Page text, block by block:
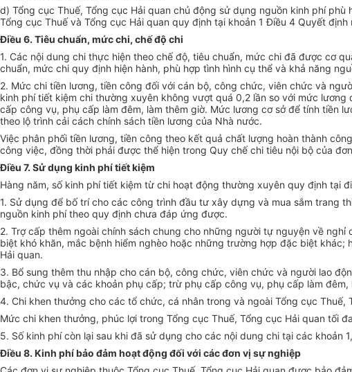
d) Tổng cục Thuế, Tổng cục Hải quan chủ động sử dụng nguồn kinh phí phù
Tổng cục Thuế và Tổng cục Hải quan quy định tại khoản 1 Điều 4 Quyết
Điều 6. Tiêu chuẩn, mức chi, chế độ chi
1. Các nội dung chi thực hiện theo chế độ, tiêu chuẩn, mức chi đã được cơ
chuẩn, mức chi quy định hiện hành, phù hợp tình hình cụ thể và khả năng
2. Mức chi tiền lương, tiền công đối với cán bộ, công chức, viên chức và
kinh phí tiết kiệm chi thường xuyên không vượt quá 0,2 lần so với mức
cấp công vụ, phụ cấp làm đêm, làm thêm giờ. Mức lương cơ sở để tính tiền
theo lộ trình cải cách chính sách tiền lương của Nhà nước.
Việc phân phối tiền lương, tiền công theo kết quả chất lượng hoàn thành
công việc, đồng thời phải được thể hiện trong Quy chế chi tiêu nội bộ của
Điều 7. Sử dụng kinh phí tiết kiệm
Hàng năm, số kinh phí tiết kiệm từ chi hoạt động thường xuyên quy định tại
1. Sử dụng để bố trí cho các công trình đầu tư xây dựng và mua sắm trang
nguồn kinh phí theo quy định chưa đáp ứng được.
2. Trợ cấp thêm ngoài chính sách chung cho những người tự nguyện về
biệt khó khăn, mắc bệnh hiểm nghèo hoặc những trường hợp đặc biệt
Hải quan.
3. Bổ sung thêm thu nhập cho cán bộ, công chức, viên chức và người lao
bậc, chức vụ và các khoản phụ cấp; trừ phụ cấp công vụ, phụ cấp làm đêm,
4. Chi khen thưởng cho các tổ chức, cá nhân trong và ngoài Tổng cục
Mức chi khen thưởng, phúc lợi trong Tổng cục Thuế, Tổng cục Hải quan tối
5. Số kinh phí còn lại sau khi đã sử dụng cho các nội dung chi tại các khoản
Điều 8. Kinh phí bảo đảm hoạt động đối với các đơn vị sự nghiệp